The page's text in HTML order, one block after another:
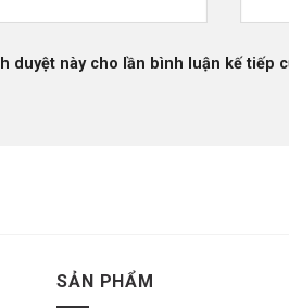
duyệt này cho lần bình luận kế tiếp
SẢN PHẨM